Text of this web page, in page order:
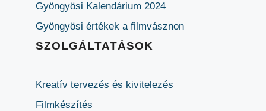
Gyöngyösi Kalendárium 2024
Gyöngyösi értékek a filmvásznon
SZOLGÁLTATÁSOK
Kreatív tervezés és kivitelezés
Filmkészítés